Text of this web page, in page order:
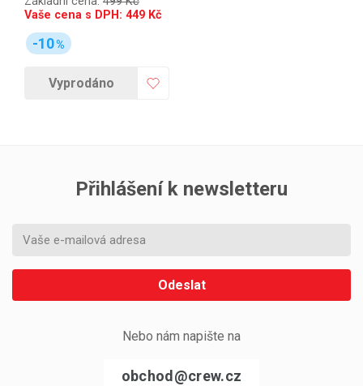
Vaše cena s DPH: 449 Kč
-10%
Vyprodáno
Přihlášení k newsletteru
Odeslat
Nebo nám napište na
obchod@crew.cz